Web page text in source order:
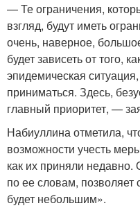
— Те ограничения,
взгляд, будут иметь
очень, наверное,
будет зависеть от того,
эпидемическая
приниматься. Здесь,
главный приоритет, —
Набиуллина отметила,
возможности учесть
как их приняли недавно.
по ее словам,
будет небольшим».